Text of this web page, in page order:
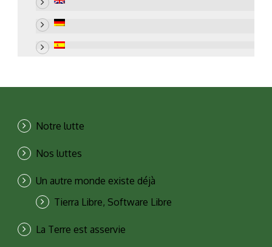
Notre lutte
Nos luttes
Un autre monde existe déjà
Tierra Libre, Software Libre
La Terre est asservie